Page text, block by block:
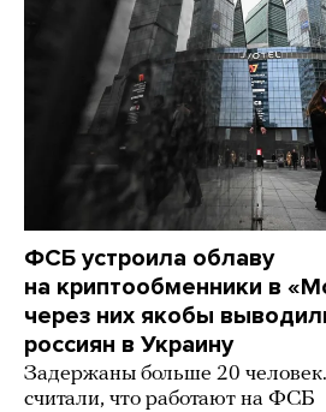
ФСБ устроила облаву
на криптообменники в
через них якобы
россиян в Украину
Задержаны больше 20
считали, что работают на ФСБ